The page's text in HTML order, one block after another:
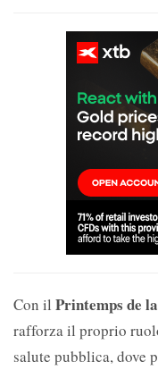
Con il Printemps de
rafforza il proprio
salute pubblica, dove